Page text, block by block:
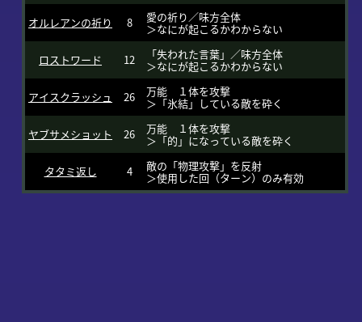
オルレアンの祈り
8 愛の祈り／味方全体
＞なにが起こるかわからない
ロストワード
12 「失われた言葉」／味方全体
＞なにが起こるかわからない
アイスクラッシュ
26 万能 １体を攻撃
＞「氷結」している敵を砕く
ヤブサメショット
26 万能 １体を攻撃
＞「的」になっている敵を砕く
タタミ返し
4 敵の「物理攻撃」を反射
＞使用した回（ターン）のみ有効